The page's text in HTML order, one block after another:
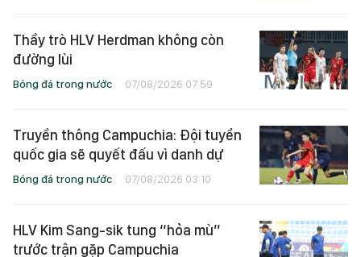
Thầy trò HLV Herdman không còn
đường lùi
Bóng đá trong nước 07/08/2026 07:59
Truyền thông Campuchia: Đội tuyển
quốc gia sẽ quyết đấu vì danh dự
Bóng đá trong nước 07/08/2026 03:10
HLV Kim Sang-sik tung “hỏa mù”
trước trận gặp Campuchia